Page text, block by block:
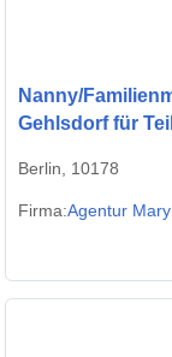
Nanny/
Gehlsdorf für
Berlin, 10178
Firma:Agentur